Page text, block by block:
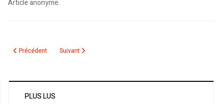
Article anonyme.
Article précédent : Algérie : l’élan de la dérive. Des jarres-chandelier pour
Précédent Article suivant : Conneries, niaiseries, amours et révolution
Suivant
PLUS LUS